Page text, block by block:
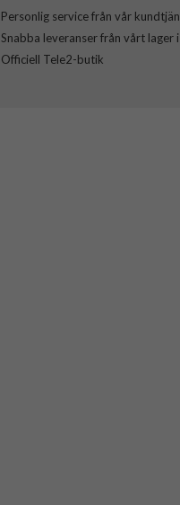
Personlig service från vår
Snabba leveranser från vårt lager
Officiell Tele2-butik